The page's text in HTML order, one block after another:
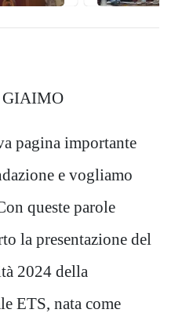
GIAIMO
pagina importante
e vogliamo
queste parole
la presentazione del
2024 della
ETS, nata come